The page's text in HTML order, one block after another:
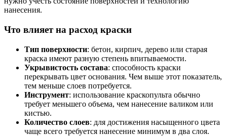
нанесения.
Что влияет на расход краски
Тип поверхности: бетон, кирпич, дерево или старая
краска имеют разную степень впитываемости.
Укрывистость состава: способность краски
перекрывать цвет основания. Чем выше этот показатель,
тем меньше слоев потребуется.
Инструмент: использование краскопульта обычно
требует меньшего объема, чем нанесение валиком или
кистью.
Количество слоев: для достижения насыщенного цвета
чаще всего требуется нанесение минимум в два слоя.